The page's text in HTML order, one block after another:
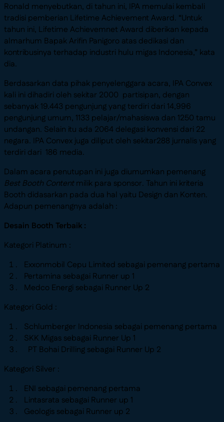
Ronald menyebutkan, di tahun ini, IPA memulai kembali
tradisi pemberian Lifetime Achievement Award. “Untuk
tahun ini, Lifetime Achievemnet Award diberikan kepada
almarhum Bapak Arifin Panigoro atas dedikasi dan
kontribusinya terhadap industri hulu migas Indonesia,” kata
dia.
Berdasarkan data pihak penyelenggara acara, IPA Convex
kali ini dihadiri oleh sekitar 2000 partisipan, dengan
sebanyak 19.443 pengunjung yang terdiri dari 14,996
pengunjung umum, 1133 pelajar/mahasiswa dan 1250 tamu
undangan. Selain itu ada 2064 delegasi konvensi dari 22
negara. IPA Convex juga diliput oleh sekitar288 jurnalis yang
terdiri dari 186 media.
Dalam acara penutupan ini juga diumumkan pemenang
Best Booth Contentmilik para sponsor. Tahun ini kriteria
Booth didasarkan pada dua hal yaitu Design dan Konten.
Adapun pemenangnya adalah :
Desain Booth Terbaik :
Kategori Platinum :
Exxonmobil Cepu Limited sebagai pemenang pertama
Pertamina sebagai Runner up 1
Medco Energi sebagai Runner Up 2
Kategori Gold :
Schlumberger Indonesia sebagai pemenang pertama
SKK Migas sebagai Runner Up 1
PT Bohai Drilling sebagai Runner Up 2
Kategori Silver :
ENI sebagai pemenang pertama
Lintasrata sebagai Runner up 1
Geologis sebagai Runner up 2